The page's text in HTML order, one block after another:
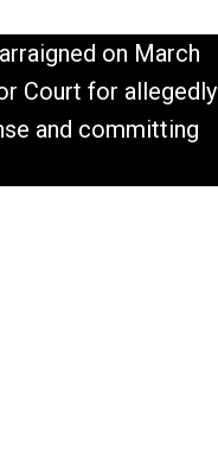
on March
Court for allegedly
and committing